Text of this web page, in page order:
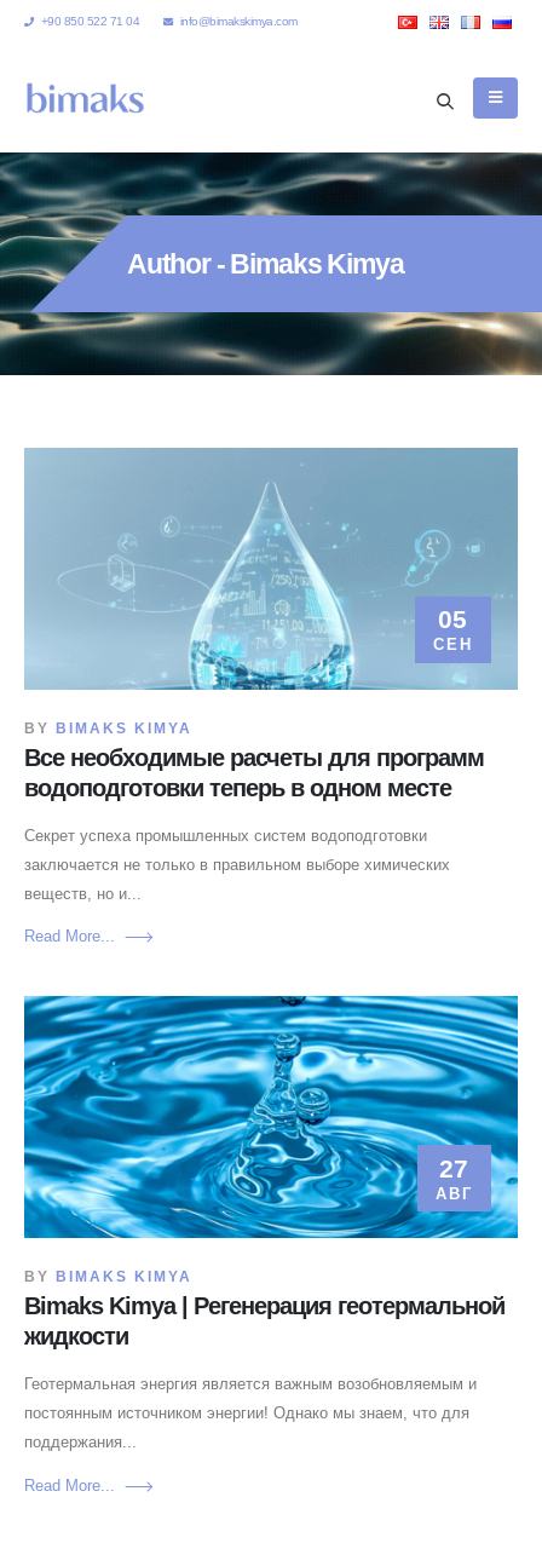
+90 850 522 71 04 info@bimakskimya.com
Author - Bimaks Kimya
05
СЕН
BY BIMAKS KIMYA
Все необходимые расчеты для программ
водоподготовки теперь в одном месте
Секрет успеха промышленных систем водоподготовки
заключается не только в правильном выборе химических
веществ, но и...
Read More...
27
АВГ
BY BIMAKS KIMYA
Bimaks Kimya | Регенерация геотермальной
жидкости
Геотермальная энергия является важным возобновляемым и
постоянным источником энергии! Однако мы знаем, что для
поддержания...
Read More...